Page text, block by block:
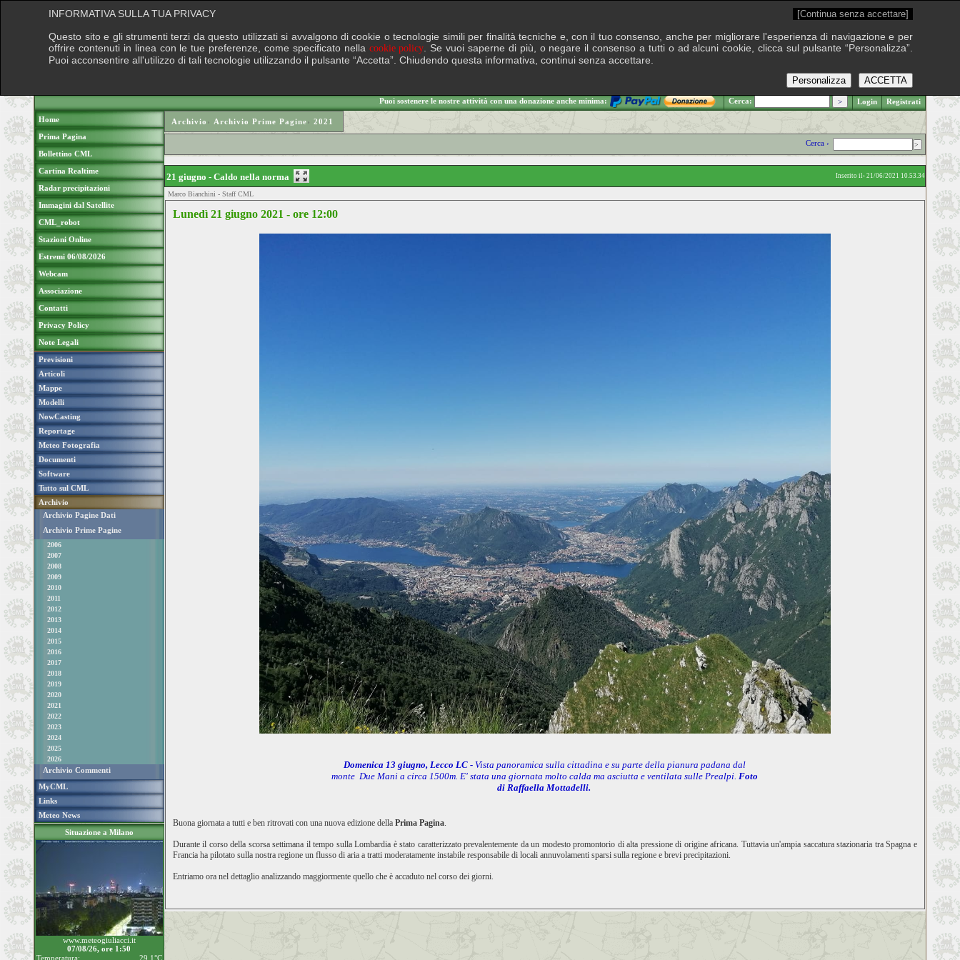
.: Venerdì 7 agosto 2026
Puoi sostenere le nostre attività con una donazione anche minima: Cerca: Login Registrati
Home
Prima Pagina
Bollettino CML
Cartina Realtime
Radar precipitazioni
Immagini dal Satellite
CML_robot
Stazioni Online
Estremi 06/08/2026
Webcam
Associazione
Contatti
Privacy Policy
Note Legali
Previsioni
Articoli
Mappe
Modelli
NowCasting
Reportage
Meteo Fotografia
Documenti
Software
Tutto sul CML
Archivio
Archivio Pagine Dati
Archivio Prime Pagine
2006
2007
2008
2009
2010
2011
2012
2013
2014
2015
2016
2017
2018
2019
2020
2021
2022
2023
2024
2025
2026
Archivio Commenti
MyCML
Links
Meteo News
Situazione a Milano
www.meteogiuliacci.it
07/08/26, ore 1:50
Temperatura:
29.1°C
Archivio › Archivio Prime Pagine› 2021
Cerca ›
21 giugno - Caldo nella norma Inserito il› 21/06/2021 10.53.34
Marco Bianchini - Staff CML
Lunedì 21 giugno 2021 - ore 12:00
Domenica 13 giugno, Lecco LC - Vista panoramica sulla cittadina e su parte della pianura padana dal
monte Due Mani a circa 1500m. E' stata una giornata molto calda ma asciutta e ventilata sulle Prealpi. Foto
di Raffaella Mottadelli.
Buona giornata a tutti e ben ritrovati con una nuova edizione dellaPrima Pagina.
Durante il corso della scorsa settimana il tempo sulla Lombardia è stato caratterizzato prevalentemente da un modesto promontorio di alta pressione di origine africana. Tuttavia un'ampia saccatura stazionaria tra Spagna e
Francia ha pilotato sulla nostra regione un flusso di aria a tratti moderatamente instabile responsabile di locali annuvolamenti sparsi sulla regione e brevi precipitazioni.
Entriamo ora nel dettaglio analizzando maggiormente quello che è accaduto nel corso dei giorni.
INFORMATIVA SULLA TUA PRIVACY [Continua senza accettare]
Questo sito e gli strumenti terzi da questo utilizzati si avvalgono di cookie o tecnologie simili per finalità tecniche e, con il tuo consenso, anche per migliorare l'esperienza di navigazione e per
offrire contenuti in linea con le tue preferenze, come specificato nella cookie policy . Se vuoi saperne di più, o negare il consenso a tutti o ad alcuni cookie, clicca sul pulsante “Personalizza”.
Puoi acconsentire all'utilizzo di tali tecnologie utilizzando il pulsante “Accetta”. Chiudendo questa informativa, continui senza accettare.
ACCETTA
Personalizza